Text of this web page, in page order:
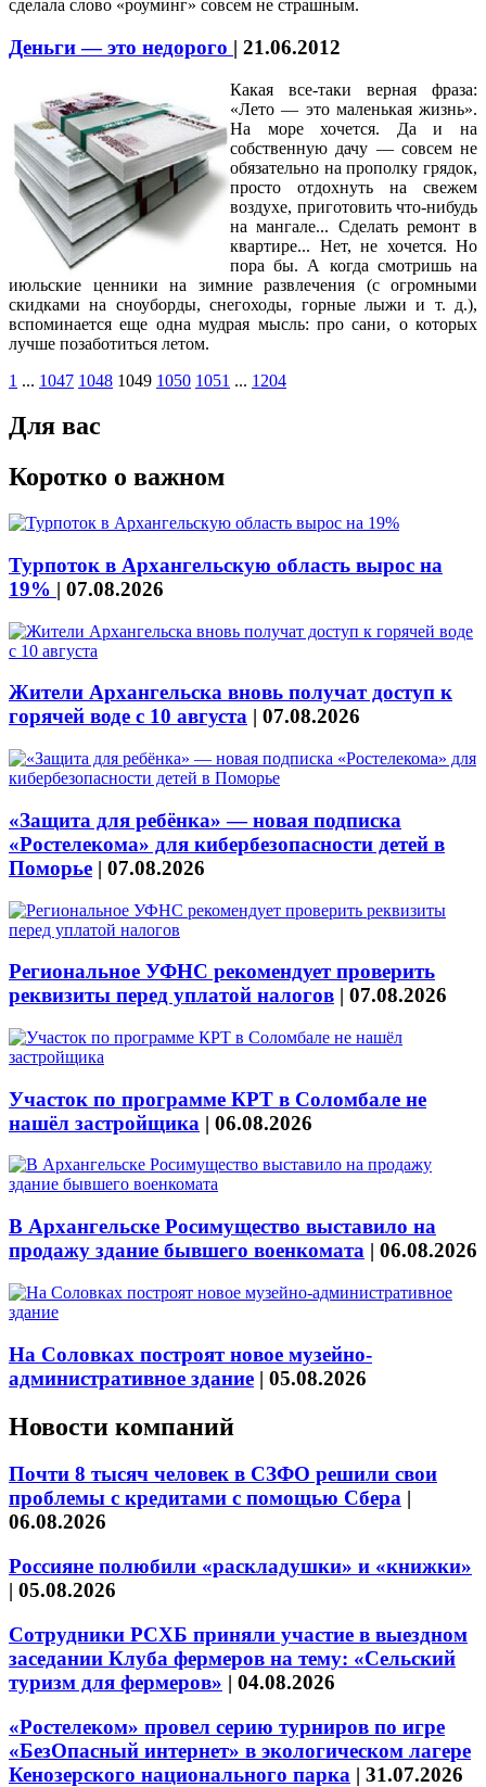
сделала слово «роуминг» совсем не страшным.
Деньги — это недорого | 21.06.2012
Какая все-таки верная фраза:
«Лето — это маленькая жизнь».
На море хочется. Да и на
собственную дачу — совсем не
обязательно на прополку грядок,
просто отдохнуть на свежем
воздухе, приготовить что-нибудь
на мангале... Сделать ремонт в
квартире... Нет, не хочется. Но
пора бы. А когда смотришь на
июльские ценники на зимние развлечения (с огромными
скидками на сноуборды, снегоходы, горные лыжи и т. д.),
вспоминается еще одна мудрая мысль: про сани, о которых
лучше позаботиться летом.
1 ... 1047 1048 1049 1050 1051 ... 1204
Для вас
Коротко о важном
Турпоток в Архангельскую область вырос на
19% | 07.08.2026
Жители Архангельска вновь получат доступ к
горячей воде с 10 августа | 07.08.2026
«Защита для ребёнка» — новая подписка
«Ростелекома» для кибербезопасности детей в
Поморье | 07.08.2026
Региональное УФНС рекомендует проверить
реквизиты перед уплатой налогов | 07.08.2026
Участок по программе КРТ в Соломбале не
нашёл застройщика | 06.08.2026
В Архангельске Росимущество выставило на
продажу здание бывшего военкомата | 06.08.2026
На Соловках построят новое музейно-
административное здание | 05.08.2026
Новости компаний
Почти 8 тысяч человек в СЗФО решили свои
проблемы с кредитами с помощью Сбера |
06.08.2026
Россияне полюбили «раскладушки» и «книжки»
| 05.08.2026
Сотрудники РСХБ приняли участие в выездном
заседании Клуба фермеров на тему: «Сельский
туризм для фермеров» | 04.08.2026
«Ростелеком» провел серию турниров по игре
«БезОпасный интернет» в экологическом лагере
Кенозерского национального парка | 31.07.2026